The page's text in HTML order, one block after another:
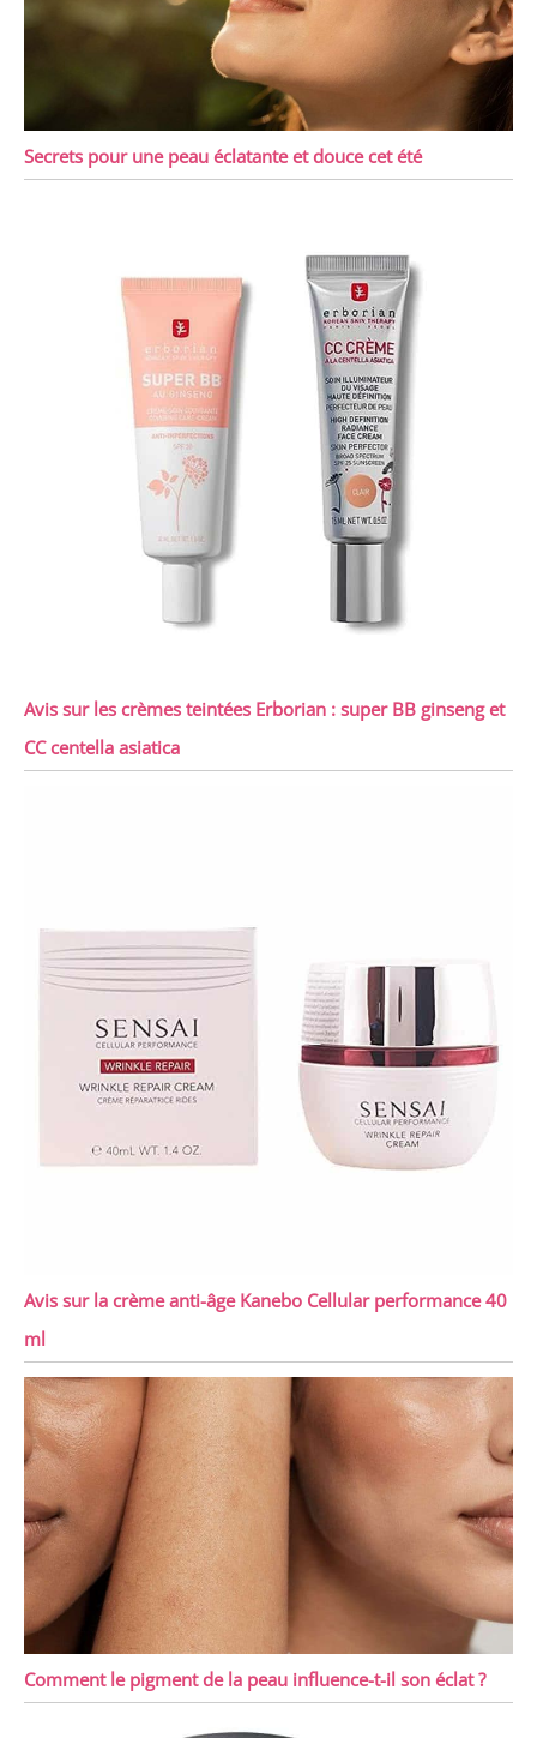
Secrets pour une peau éclatante et douce cet été
Avis sur les crèmes teintées Erborian : super BB ginseng et
CC centella asiatica
Avis sur la crème anti-âge Kanebo Cellular performance 40
ml
Comment le pigment de la peau influence-t-il son éclat ?